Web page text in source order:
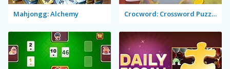
Mahjongg: Alchemy Crocword: Crossword Puzzle Game